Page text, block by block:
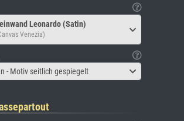
Leonardo (Satin)
Venezia)
- Motiv seitlich gespiegelt